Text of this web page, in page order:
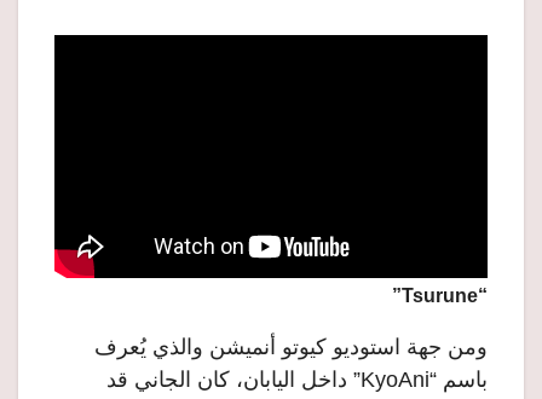
“Tsurune”
ومن جهة استوديو كيوتو أنميشن والذي يُعرف
باسم “KyoAni” داخل اليابان، كان الجاني قد